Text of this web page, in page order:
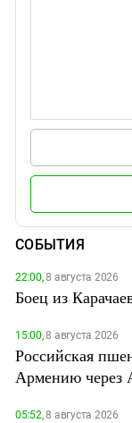
СОБЫТИЯ
22:00,8 августа 2026
Боец из
15:00,8 августа 2026
Российская
Армению через
05:52,8 августа 2026